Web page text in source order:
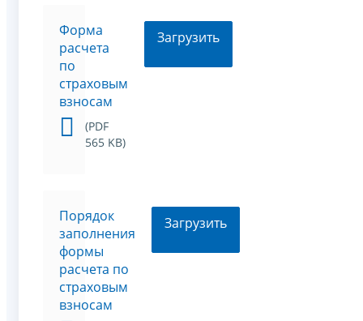
Форма
расчета
по
страховым
взносам
(PDF
565 KB)
Загрузить
Порядок
заполнения
формы
расчета по
страховым
взносам
Загрузить